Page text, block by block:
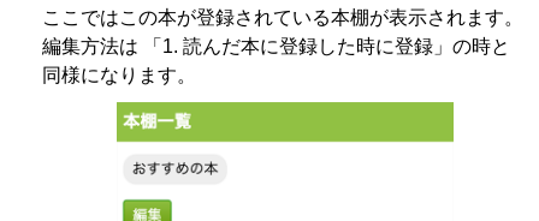
ここではこの本が登録されている本棚が表示されます。
編集方法は 「1. 読んだ本に登録した時に登録」の時と
同様になります。